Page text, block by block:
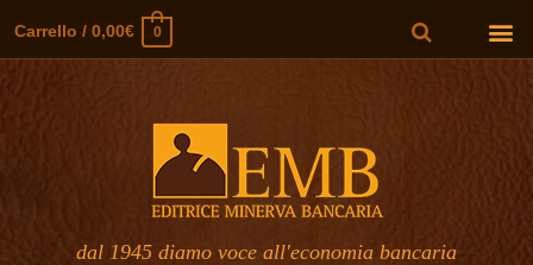
Carrello / 0,00€ 0
dal 1945 diamo voce all'economia bancaria